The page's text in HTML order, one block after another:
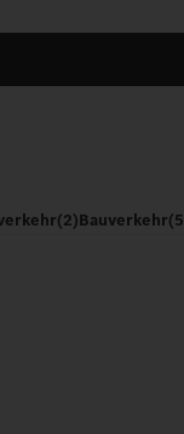
(2)Bauverkehr